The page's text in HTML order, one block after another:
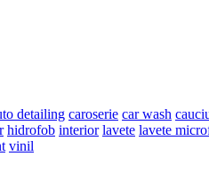
detailing caroserie car wash
hidrofob interior lavete lavete
vinil